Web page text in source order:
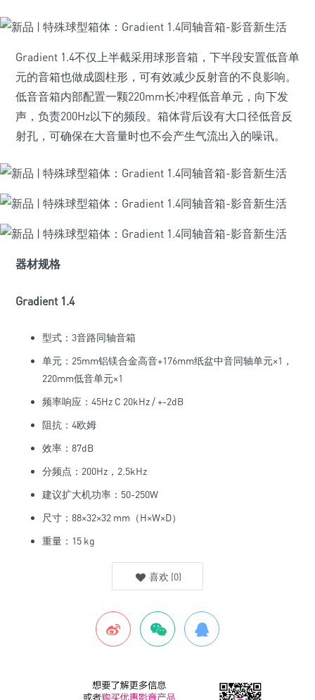
Gradient 1.4不仅上半截采用球形音箱，下半段安置低音单
元的音箱也做成圆柱形，可有效减少反射音的不良影响。
低音音箱内部配置一颗220mm长冲程低音单元，向下发
声，负责200Hz以下的频段。箱体背后设有大口径低音反
射孔，可确保在大音量时也不会产生气流出入的噪讯。
器材规格
Gradient 1.4
型式：3音路同轴音箱
单元：25mm铝镁合金高音+176mm纸盆中音同轴单元×1，
220mm低音单元×1
频率响应：45Hz C 20kHz / +-2dB
阻抗：4欧姆
效率：87dB
分频点：200Hz，2.5kHz
建议扩大机功率：50-250W
尺寸：88×32×32 mm（H×W×D）
重量：15 kg
喜欢 (0)